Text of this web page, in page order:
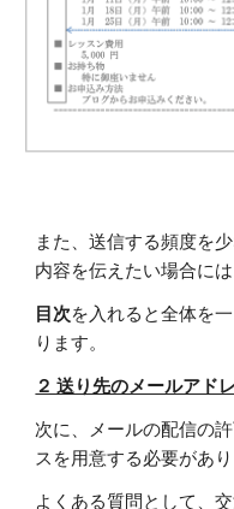
また、送信する頻度を
内容を伝えたい場合には
目次を入れると全体を
ります。
２ 送り先のメールアド
次に、メールの配信の
スを用意する必要があり
よくある質問として、